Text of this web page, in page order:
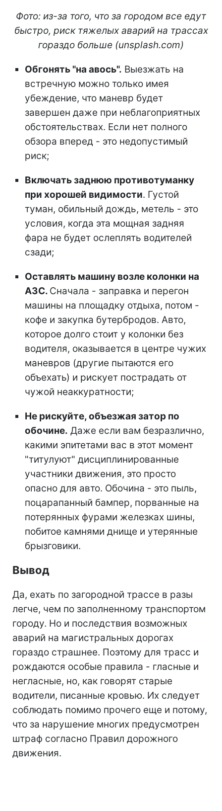
Фото: из-за того, что за городом все едут
быстро, риск тяжелых аварий на трассах
гораздо больше (unsplash.com)
Обгонять "на авось". Выезжать на
встречную можно только имея
убеждение, что маневр будет
завершен даже при неблагоприятных
обстоятельствах. Если нет полного
обзора вперед - это недопустимый
риск;
Включать заднюю противотуманку
при хорошей видимости. Густой
туман, обильный дождь, метель - это
условия, когда эта мощная задняя
фара не будет ослеплять водителей
сзади;
Оставлять машину возле колонки на
АЗС. Сначала - заправка и перегон
машины на площадку отдыха, потом -
кофе и закупка бутербродов. Авто,
которое долго стоит у колонки без
водителя, оказывается в центре чужих
маневров (другие пытаются его
объехать) и рискует пострадать от
чужой неаккуратности;
Не рискуйте, объезжая затор по
обочине. Даже если вам безразлично,
какими эпитетами вас в этот момент
"титулуют" дисциплинированные
участники движения, это просто
опасно для авто. Обочина - это пыль,
поцарапанный бампер, порванные на
потерянных фурами железках шины,
побитое камнями днище и утерянные
брызговики.
Вывод
Да, ехать по загородной трассе в разы
легче, чем по заполненному транспортом
городу. Но и последствия возможных
аварий на магистральных дорогах
гораздо страшнее. Поэтому для трасс и
рождаются особые правила - гласные и
негласные, но, как говорят старые
водители, писанные кровью. Их следует
соблюдать помимо прочего еще и потому,
что за нарушение многих предусмотрен
штраф согласно Правил дорожного
движения.